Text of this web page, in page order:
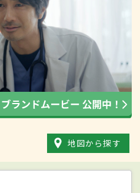
地図から探す